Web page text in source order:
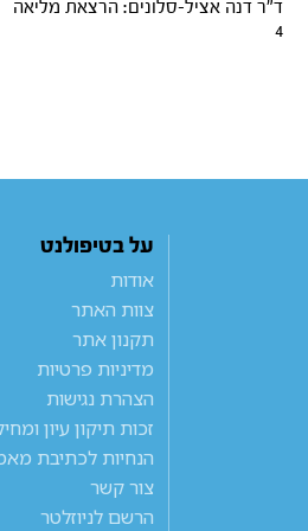
ד"ר דנה אציל-סלונים: הרצאת מליאה
4
על בטיפולנט
אודות
צוות האתר
תקנון אתר
מדיניות פרטיות
הצהרת נגישות
זכות תיקון עיון
הנחיות לכתיבת
צור קשר
הרשם לניוזלטר